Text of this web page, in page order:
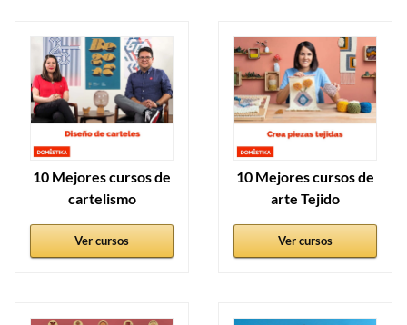
10 Mejores cursos de
cartelismo
Ver cursos
10 Mejores cursos de
arte Tejido
Ver cursos